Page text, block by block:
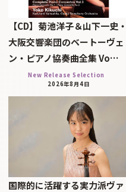
【CD】菊池洋子＆山下一史・
大阪交響楽団のベートーヴェ
ン・ピアノ協奏曲全集 Vo…
New Release Selection
2026年8月4日
国際的に活躍する実力派ヴァ